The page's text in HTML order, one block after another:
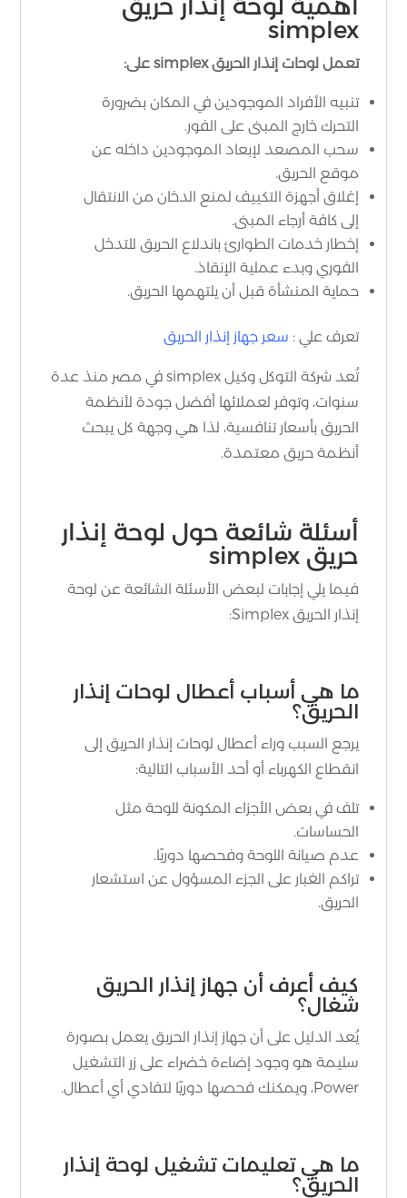
أهمية لوحة إنذار حريق
simplex
تعمل لوحات إنذار الحريق simplex على:
تنبيه الأفراد الموجودين في المكان بضرورة
التحرك خارج المبنى على الفور.
سحب المصعد لإبعاد الموجودين داخله عن
موقع الحريق.
إغلاق أجهزة التكييف لمنع الدخان من الانتقال
إلى كافة أرجاء المبنى.
إخطار خدمات الطوارئ باندلاع الحريق للتدخل
الفوري وبدء عملية الإنقاذ.
حماية المنشأة قبل أن يلتهمها الحريق.
تعرف علي : سعر جهاز إنذار الحريق
تُعد شركة التوكل وكيل simplex في مصر منذ عدة
سنوات، وتوفر لعملائها أفضل جودة لأنظمة
الحريق بأسعار تنافسية، لذا هي وجهة كل يبحث
أنظمة حريق معتمدة.
أسئلة شائعة حول لوحة إنذار
حريق simplex
فيما يلي إجابات لبعض الأسئلة الشائعة عن لوحة
إنذار الحريق Simplex:
ما هي أسباب أعطال لوحات إنذار
الحريق؟
يرجع السبب وراء أعطال لوحات إنذار الحريق إلى
انقطاع الكهرباء أو أحد الأسباب التالية:
تلف في بعض الأجزاء المكونة للوحة مثل
الحساسات.
عدم صيانة اللوحة وفحصها دوريًا.
تراكم الغبار على الجزء المسؤول عن استشعار
الحريق.
كيف أعرف أن جهاز إنذار الحريق
شغال؟
يُعد الدليل على أن جهاز إنذار الحريق يعمل بصورة
سليمة هو وجود إضاءة خضراء على زر التشغيل
Power، ويمكنك فحصها دوريًا لتفادي أي أعطال.
ما هي تعليمات تشغيل لوحة إنذار
الحريق؟